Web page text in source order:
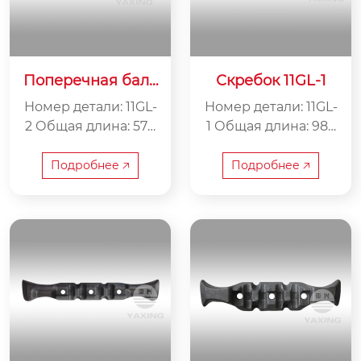
Поперечная балк
Номер детали: 11GL-
2 Общая длина: 570
тояние: 220 мм Вес:
9 кг
Подробнее 🡥
Скребок 11GL-1
Номер детали: 11GL-
1 Общая длина: 986
ду центрами: 220 м
м Вес: 45 кг
Подробнее 🡥